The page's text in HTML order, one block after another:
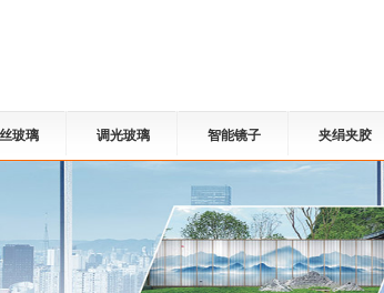
玻璃 调光玻璃 智能镜子 夹绢夹胶